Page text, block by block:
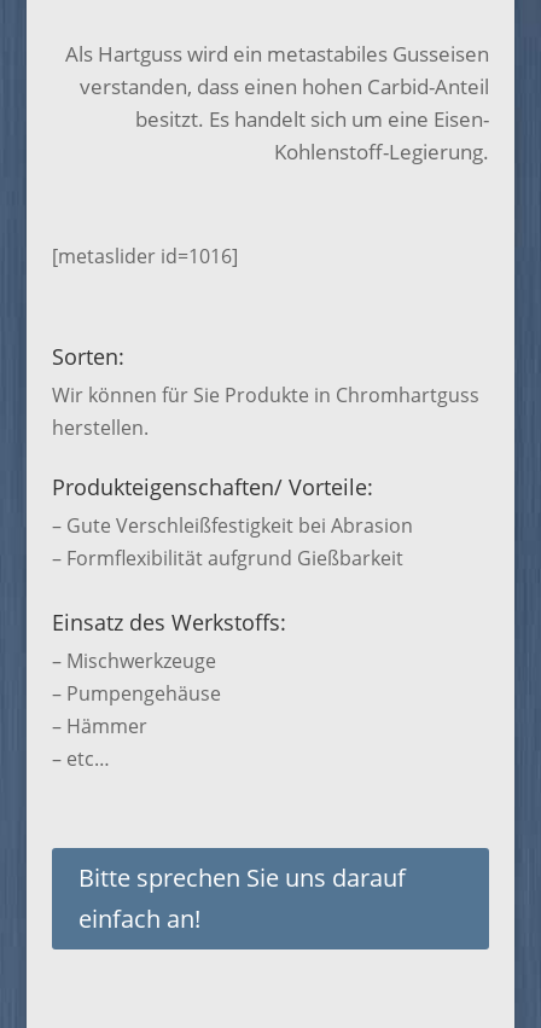
Als Hartguss wird ein metastabiles Gusseisen
verstanden, dass einen hohen Carbid-Anteil
besitzt. Es handelt sich um eine Eisen-
Kohlenstoff-Legierung.
[metaslider id=1016]
Sorten:
Wir können für Sie Produkte in Chromhartguss
herstellen.
Produkteigenschaften/ Vorteile:
– Gute Verschleißfestigkeit bei Abrasion
– Formflexibilität aufgrund Gießbarkeit
Einsatz des Werkstoffs:
– Mischwerkzeuge
– Pumpengehäuse
– Hämmer
– etc…
Bitte sprechen Sie uns darauf
einfach an!